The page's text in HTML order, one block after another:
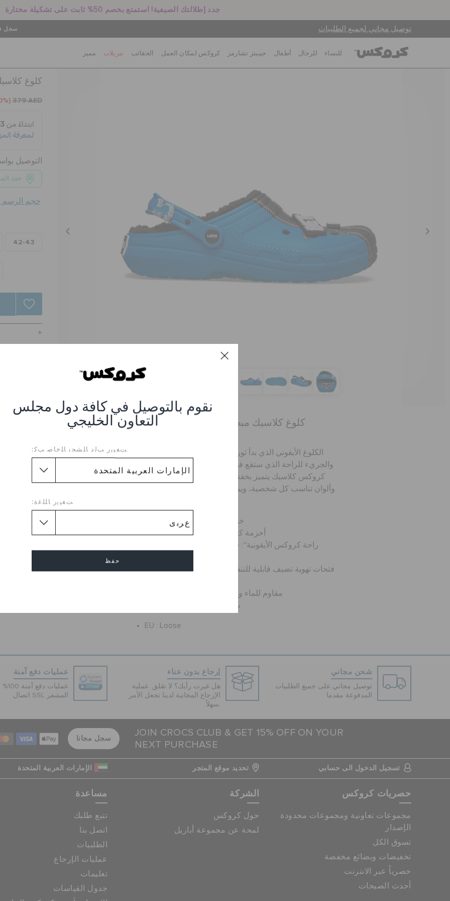
جدد إطلالتك الصيفية! استمتع بخصم 50% ثابت على تشكيلة مختارة
توصيل مجاني لجميع الطلبيات سجل
نقوم بالتوصيل في كافة دول مجلس
التعاون الخليجي
ﺖﻐﻴﻳﺭ ﺐﻟﺩ ﺎﻠﺸﺤﻧ ﺎﻠﺧﺎﺻ ﺐﻛ:
ﺖﻐﻴﻳﺭ ﺎﻠﻠﻏﺓ:
حفظ
للنساء للرجال أطفال جيبيتز تشارمز كروكس لمكان العمل الحقائب تنزيلات مميز
كلوغ
379 AED
التوصيل
حدد
42-43
حجم الرسم
كلوغ كلاسيك مبطن إن إف إل ديترويت ليونز
الكلوغ الأيقوني الذي بدأ ثورة الراحة حول العالم! الحذاء العملي
والجريء للراحة الذي ستقع في حبه أكثر فأكثر يوماً بعد يوم. كلوغ
كروكس كلاسيك يتميز بخفة الوزن مع راحة كروكس الأيقونية™،
وألوان تناسب كل شخصية، ويمنحك دعوة دائمة لتشعر بالراحة في
خفيف للغاية وممتع في الارتداء
أحزمة كعب محورية لمقاس أكثر أماناً
فتحات تهوية تضيف قابلية للتنفس وتساعد على التخلص من
مقاوم للماء ويطفو؛ يزن فقط بضع أونصات
سهل التنظيف وسريع الجفاف
EU : Loose
شحن مجاني
توصيل مجاني على جميع الطلبيات
المدفوعة مقدما
إرجاع بدون عناء
هل غيرت رأيك؟ لا تقلق. عملية
الإرجاع المجانية لدينا تجعل الأمر
سهلاً.
عمليات دفع آمنة
اتصال SSL المشفر
JOIN CROCS CLUB & GET 15% OFF ON YOUR
NEXT PURCHASE
سجل مجانا
تسجيل الدخول الى حسابي تحديد موقع المتجر الإمارات العربية المتحدة
حصريات كروكس
مجموعات تعاونية ومجموعات محدودة
الإصدار
تسوق الكل
تخفيضات وبضائع مخفضة
حصرياً عبر الانترنت
أحدث الصيحات
الشركة
حول كروكس
لمحة عن مجموعة أباريل
مساعدة
تتبع طلبك
اتصل بنا
الطلبيات
عمليات الإرجاع
تعليمات
جدول القياسات